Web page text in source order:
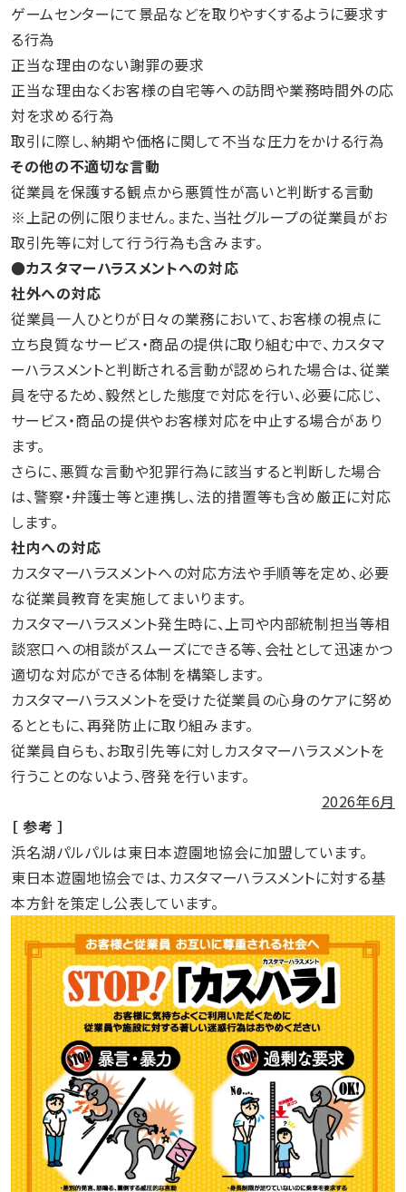
ゲームセンターにて景品などを取りやすくするように要求す
る行為
正当な理由のない謝罪の要求
正当な理由なくお客様の自宅等への訪問や業務時間外の応
対を求める行為
取引に際し、納期や価格に関して不当な圧力をかける行為
その他の不適切な言動
従業員を保護する観点から悪質性が高いと判断する言動
※上記の例に限りません。また、当社グループの従業員がお
取引先等に対して行う行為も含みます。
●カスタマーハラスメントへの対応
社外への対応
従業員一人ひとりが日々の業務において、お客様の視点に
立ち良質なサービス・商品の提供に取り組む中で、カスタマ
ーハラスメントと判断される言動が認められた場合は、従業
員を守るため、毅然とした態度で対応を行い、必要に応じ、
サービス・商品の提供やお客様対応を中止する場合があり
ます。
さらに、悪質な言動や犯罪行為に該当すると判断した場合
は、警察・弁護士等と連携し、法的措置等も含め厳正に対応
します。
社内への対応
カスタマーハラスメントへの対応方法や手順等を定め、必要
な従業員教育を実施してまいります。
カスタマーハラスメント発生時に、上司や内部統制担当等相
談窓口への相談がスムーズにできる等、会社として迅速かつ
適切な対応ができる体制を構築します。
カスタマーハラスメントを受けた従業員の心身のケアに努め
るとともに、再発防止に取り組みます。
従業員自らも、お取引先等に対しカスタマーハラスメントを
行うことのないよう、啓発を行います。
2026年6月
［ 参考 ］
浜名湖パルパルは東日本遊園地協会に加盟しています。
東日本遊園地協会では、カスタマーハラスメントに対する基
本方針を策定し公表しています。